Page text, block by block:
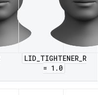
LID_TIGHTENER_R
= 1.0